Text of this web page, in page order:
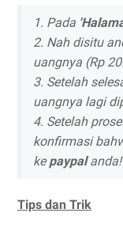
1. Pada
2. Nah disitu
uangnya (Rp
3. Setelah
uangnya lagi
4. Setelah
konfirmasi
kepaypalanda!
Tips dan Trik